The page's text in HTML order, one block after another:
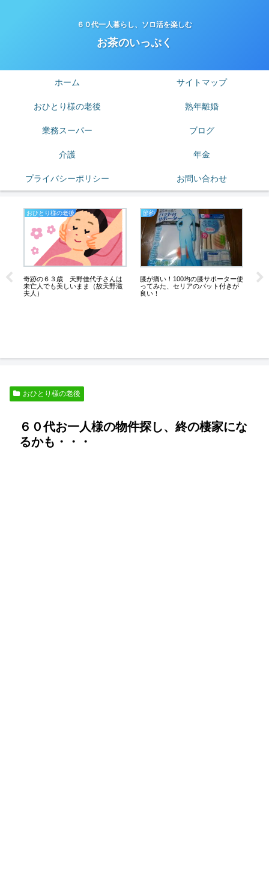
６０代一人暮らし、ソロ活を楽しむ
お茶のいっぷく
ホーム サイトマップ
おひとり様の老後 熟年離婚
業務スーパー ブログ
介護 年金
プライバシーポリシー お問い合わせ
おひとり様の老後
奇跡の６３歳 天野佳代子さんは
未亡人でも美しいまま（故天野滋
夫人）
節約
膝が痛い！100均の膝サポーター使
ってみた、セリアのパット付きが
良い！
強
おひとり様の老後
６０代お一人様の物件探し、終の棲家にな
るかも・・・